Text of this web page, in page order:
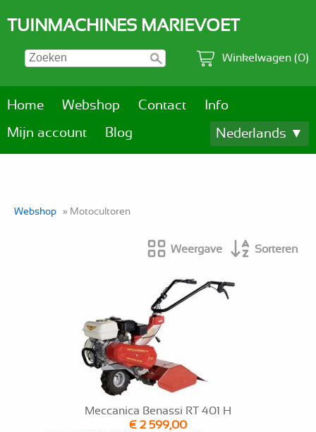
TUINMACHINES MARIEVOET
Winkelwagen (0)
Home Webshop Contact Info
Mijn account Blog Nederlands ▼
Webshop » Motocultoren
Weergave Sorteren
Meccanica Benassi RT 401 H
€ 2 599,00